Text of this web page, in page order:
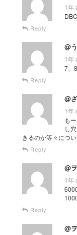
1年
Reply
@
1年
7、
Reply
@
1年
も
し
きるのか等々につ
Reply
@
1年
Reply
@